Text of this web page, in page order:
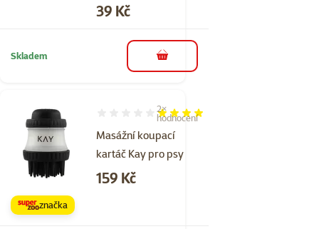
Cena
39 Kč
Skladem do košíku
Masážní koupací
kartáč Kay pro psy
Hodnocení 80%, počet hodnocení: 2
2×
hodnocení
Cena
159 Kč
značka